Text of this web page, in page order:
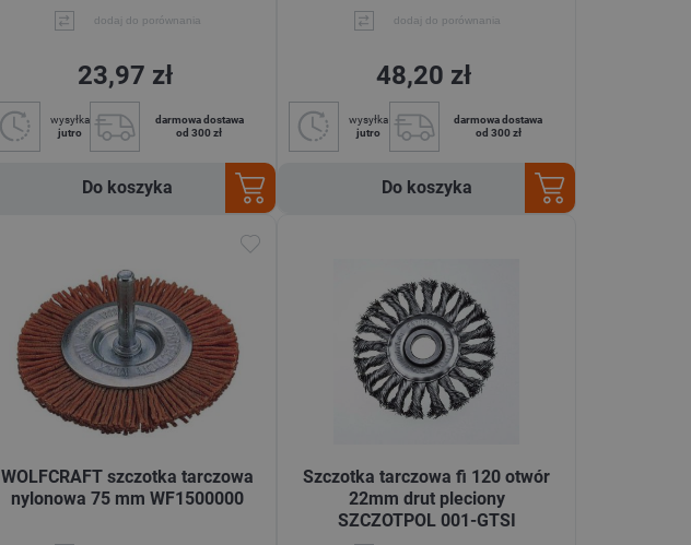
dodaj do porównania
23,97 zł
wysyłka
jutro
darmowa dostawa
od 300 zł
Do koszyka
dodaj do porównania
48,20 zł
wysyłka
jutro
darmowa dostawa
od 300 zł
Do koszyka
WOLFCRAFT szczotka tarczowa
nylonowa 75 mm WF1500000
Szczotka tarczowa fi 120 otwór
22mm drut pleciony
SZCZOTPOL 001-GTSI